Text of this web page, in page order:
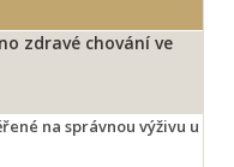
zdravé chování ve
na správnou výživu u